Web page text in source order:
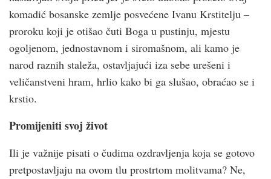
komadić bosanske zemlje posvećene Ivanu Krstitelju –
proroku koji je otišao čuti Boga u pustinju, mjestu
ogoljenom, jednostavnom i siromašnom, ali kamo je
narod raznih staleža, ostavljajući iza sebe urešeni i
veličanstveni hram, hrlio kako bi ga slušao, obraćao se i
krstio.
Promijeniti svoj život
Ili je važnije pisati o čudima ozdravljenja koja se gotovo
pretpostavljaju na ovom tlu prostrtom molitvama? Ne,